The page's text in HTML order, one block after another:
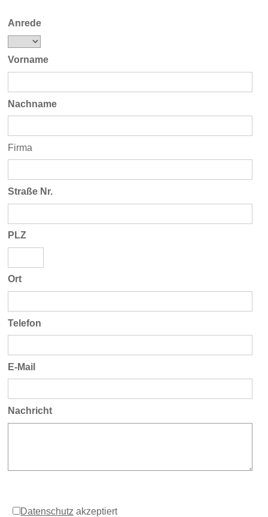
Anrede
Vorname
Nachname
Firma
Straße Nr.
PLZ
Ort
Telefon
E-Mail
Nachricht
Datenschutz akzeptiert